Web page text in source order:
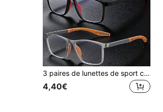
3 paires de lunettes de sport carrées à la mode, ultra légères, unisexes, convenant pour l'ordinateur, la lecture, les jeux, la télévision, le téléphone et plus encore, anti-fatigue oculaire, verres transparents, protection des yeux, plage de puissance +1,0 à +4,0
4,40€